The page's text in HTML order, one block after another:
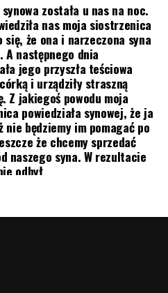
synowa została u nas na noc.
nas moja siostrzenica
się, że ona i narzeczona syna
A następnego dnia
jego przyszła teściowa
i urządziły straszną
Z jakiegoś powodu moja
powiedziała synowej, że ja
nie będziemy im pomagać po
że chcemy sprzedać
naszego syna. W rezultacie
odbył